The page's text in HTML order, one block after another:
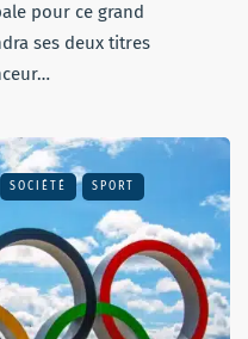
pour ce grand
ses deux titres
SOCIÉTÉ SPORT